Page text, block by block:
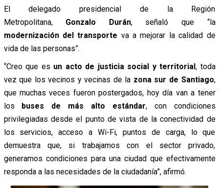
El delegado presidencial de la Región
Metropolitana, Gonzalo Durán, señaló que “la
modernización del transporte va a mejorar la calidad de
vida de las personas”.
“Creo que es un acto de justicia social y territorial, toda
vez que los vecinos y vecinas de la zona sur de Santiago,
que muchas veces fueron postergados, hoy día van a tener
los buses de más alto estándar, con condiciones
privilegiadas desde el punto de vista de la conectividad de
los servicios, acceso a Wi-Fi, puntos de carga, lo que
demuestra que, si trabajamos con el sector privado,
generamos condiciones para una ciudad que efectivamente
responda a las necesidades de la ciudadanía”, afirmó.